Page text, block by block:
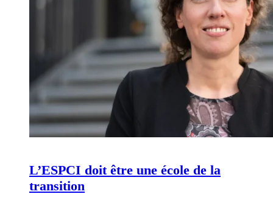
L’ESPCI doit être une école de la
transition